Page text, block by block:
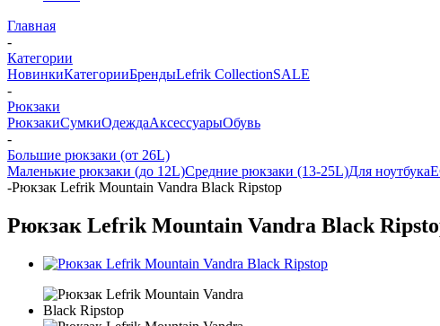
Главная
-
Категории
НовинкиКатегорииБрендыLefrik CollectionSALE
-
Рюкзаки
РюкзакиСумкиОдеждаАксессуарыОбувь
-
Большие рюкзаки (от 26L)
Маленькие рюкзаки (до 12L)Средние рюкзаки (13-25L)Для ноутбука
-Рюкзак Lefrik Mountain Vandra Black Ripstop
Рюкзак Lefrik Mountain Vandra Black